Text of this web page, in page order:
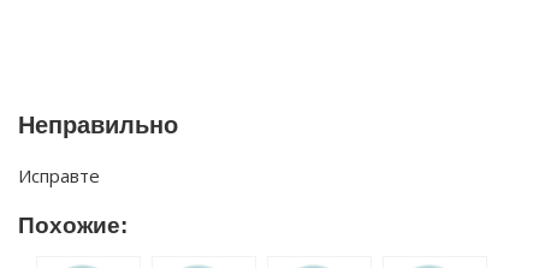
Неправильно
Исправте
Похожие: